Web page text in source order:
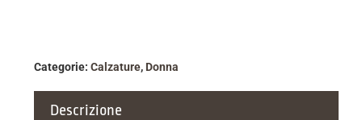
Categorie: Calzature, Donna
Descrizione